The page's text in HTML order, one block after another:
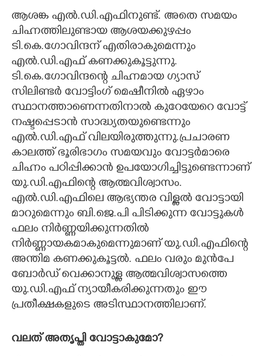
ആശങ്ക എൽ.ഡി.എഫിനുണ്ട്. അതെ സമയം
ചിഹ്നത്തിലുണ്ടായ ആശയക്കുഴപ്പം
ടി.കെ.ഗോവിന്ദന് എതിരാകുമെന്നും
എൽ.ഡി.എഫ് കണക്കുകൂട്ടുന്നു.
ടി.കെ.ഗോവിന്ദന്റെ ചിഹ്നമായ ഗ്യാസ്
സിലിണ്ടർ വോട്ടിംഗ് മെഷീനിൽ ഏഴാം
സ്ഥാനത്താണെന്നതിനാൽ കുറേയേറെ വോട്ട്
നഷ്ടപ്പെടാൻ സാദ്ധ്യതയുണ്ടെന്നും
എൽ.ഡി.എഫ് വിലയിരുത്തുന്നു.പ്രചാരണ
കാലത്ത് ഭൂരിഭാഗം സമയവും വോട്ടർമാരെ
ചിഹ്നം പഠിപ്പിക്കാൻ ഉപയോഗിച്ചിട്ടുണ്ടെന്നാണ്
യു.ഡി.എഫിന്റെ ആത്മവിശ്വാസം.
എൽ.ഡി.എഫിലെ ആഭ്യന്തര വിള്ളൽ വോട്ടായി
മാറുമെന്നും ബി.ജെ.പി പിടിക്കുന്ന വോട്ടുകൾ
ഫലം നിർണ്ണയിക്കുന്നതിൽ
നിർണ്ണായകമാകുമെന്നുമാണ് യു.ഡി.എഫിന്റെ
അന്തിമ കണക്കുകൂട്ടൽ. ഫലം വരും മുൻപേ
ബോർഡ് വെക്കാനുള്ള ആത്മവിശ്വാസത്തെ
യു.ഡി.എഫ് ന്യായീകരിക്കുന്നതും ഈ
പ്രതീക്ഷകളുടെ അടിസ്ഥാനത്തിലാണ്.
വലത് അതൃപ്തി വോട്ടാകുമോ?